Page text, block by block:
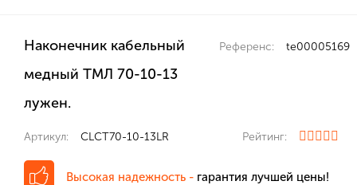
Наконечник кабельный
медный ТМЛ 70-10-13
лужен.
Референс: te00005169
Артикул: CLCT70-10-13LR Рейтинг:
Высокая надежность - гарантия лучшей цены!